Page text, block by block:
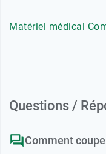
Matériel médical
Questions /
Comment